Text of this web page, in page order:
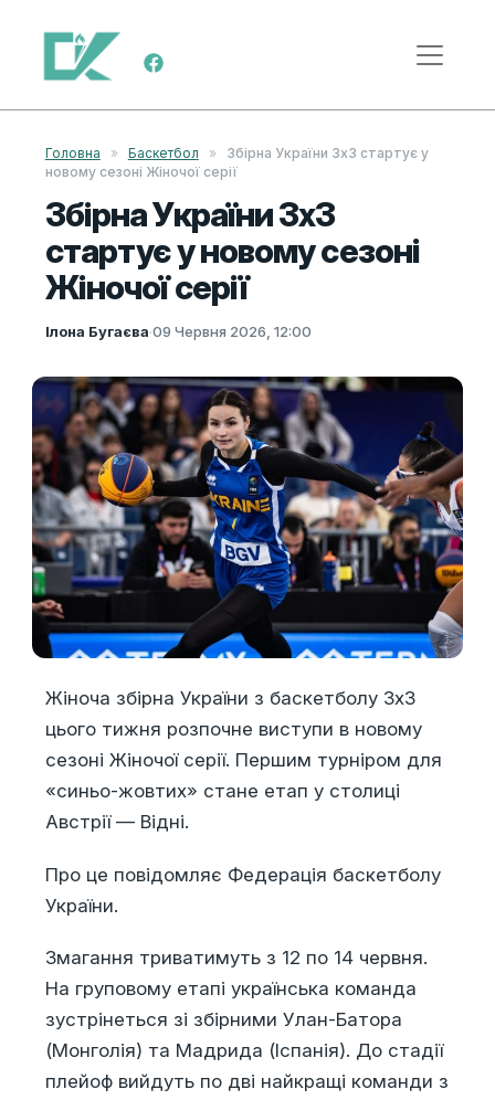
Skip to content
Main Navigation
Головна » Баскетбол »
Збірна України 3х3 стартує у
новому сезоні Жіночої серії
Збірна України 3х3
стартує у новому сезоні
Жіночої серії
Ілона Бугаєва·09 Червня 2026, 12:00
Жіноча збірна України з баскетболу 3х3
цього тижня розпочне виступи в новому
сезоні Жіночої серії. Першим турніром для
«синьо-жовтих» стане етап у столиці
Австрії — Відні.
Про це повідомляє Федерація баскетболу
України.
Змагання триватимуть з 12 по 14 червня.
На груповому етапі українська команда
зустрінеться зі збірними Улан-Батора
(Монголія) та Мадрида (Іспанія). До стадії
плейоф вийдуть по дві найкращі команди з